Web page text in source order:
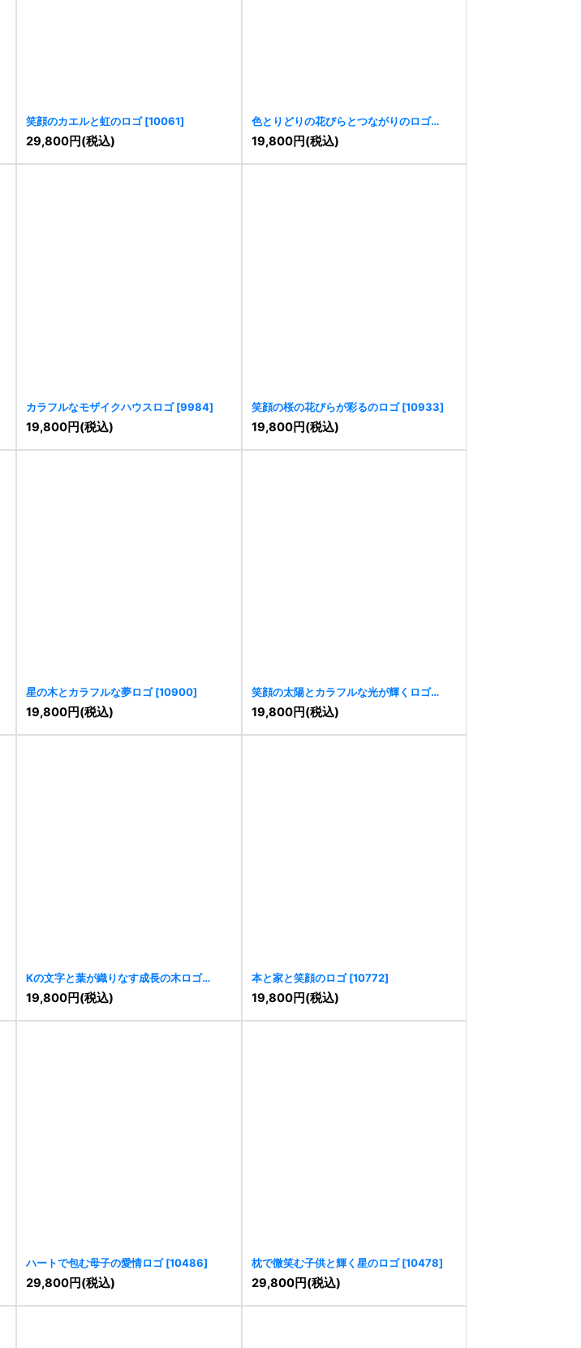
笑顔のカエルと虹のロゴ [10061]
29,800円(税込)
色とりどりの花びらとつながりのロゴ
[10012]
19,800円(税込)
カラフルなモザイクハウスロゴ [9984]
19,800円(税込)
笑顔の桜の花びらが彩るのロゴ [10933]
19,800円(税込)
星の木とカラフルな夢ロゴ [10900]
19,800円(税込)
笑顔の太陽とカラフルな光が輝くロゴ
[10895]
19,800円(税込)
Kの文字と葉が織りなす成長の木ロゴ
[10778]
19,800円(税込)
本と家と笑顔のロゴ [10772]
19,800円(税込)
ハートで包む母子の愛情ロゴ [10486]
29,800円(税込)
枕で微笑む子供と輝く星のロゴ [10478]
29,800円(税込)